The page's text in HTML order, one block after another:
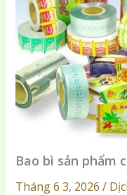
Bao bì sản phẩm
Tháng 6 3, 2026 /